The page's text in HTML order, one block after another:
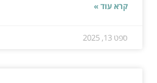
קרא עוד »
ספט 13, 2025